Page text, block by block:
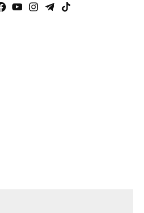
Facebook Page
YouTube
Instagram
Telegram
TikTok